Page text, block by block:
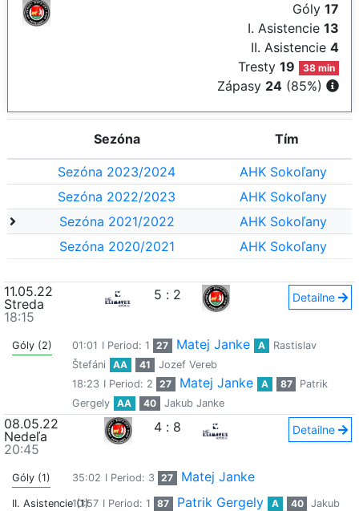
Góly 17
I. Asistencie 13
II. Asistencie 4
Tresty19 38 min
Zápasy 24 (85%)
Sezóna Tím
Sezóna 2023/2024
AHK Sokoľany
Sezóna 2022/2023
AHK Sokoľany
Sezóna 2021/2022
AHK Sokoľany
Sezóna 2020/2021
AHK Sokoľany
11.05.22
Streda
18:15
5 : 2 Detailne
Góly (2) 01:01 I Period: 1 27 Matej Janke A
Rastislav
Štefáni
AA 41
Jozef Vereb
18:23 I Period: 2 27 Matej Janke A 87
Patrik
Gergely
AA 40 Jakub Janke
08.05.22
Nedeľa
20:45
4 : 8 Detailne
Góly (1) 35:02 I Period: 3 27 Matej Janke
II. Asistencie (1)
10:57 I Period: 1 87 Patrik Gergely A 40
Jakub